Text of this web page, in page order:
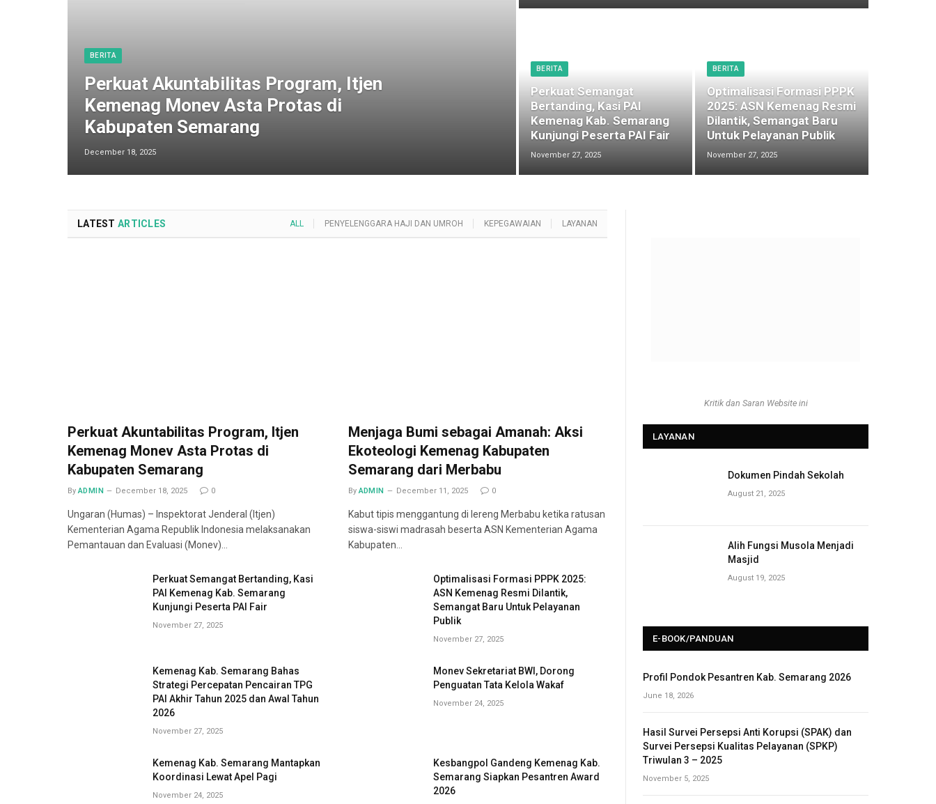
BERITA
Perkuat Akuntabilitas Program, Itjen
Kemenag Monev Asta Protas di
Kabupaten Semarang
December 18, 2025
BERITA
Perkuat Semangat
Bertanding, Kasi PAI
Kemenag Kab. Semarang
Kunjungi Peserta PAI Fair
November 27, 2025
BERITA
Optimalisasi Formasi PPPK
2025: ASN Kemenag Resmi
Dilantik, Semangat Baru
Untuk Pelayanan Publik
November 27, 2025
LATEST ARTICLES ALL PENYELENGGARA HAJI DAN UMROH KEPEGAWAIAN LAYANAN
Perkuat Akuntabilitas Program, Itjen
Kemenag Monev Asta Protas di
Kabupaten Semarang
By ADMIN December 18, 2025 0
Ungaran (Humas) – Inspektorat Jenderal (Itjen)
Kementerian Agama Republik Indonesia melaksanakan
Pemantauan dan Evaluasi (Monev)…
Menjaga Bumi sebagai Amanah: Aksi
Ekoteologi Kemenag Kabupaten
Semarang dari Merbabu
By ADMIN December 11, 2025 0
Kabut tipis menggantung di lereng Merbabu ketika ratusan
siswa-siswi madrasah beserta ASN Kementerian Agama
Kabupaten…
Perkuat Semangat Bertanding, Kasi
PAI Kemenag Kab. Semarang
Kunjungi Peserta PAI Fair
November 27, 2025
Optimalisasi Formasi PPPK 2025:
ASN Kemenag Resmi Dilantik,
Semangat Baru Untuk Pelayanan
Publik
November 27, 2025
Kemenag Kab. Semarang Bahas
Strategi Percepatan Pencairan TPG
PAI Akhir Tahun 2025 dan Awal Tahun
2026
November 27, 2025
Monev Sekretariat BWI, Dorong
Penguatan Tata Kelola Wakaf
November 24, 2025
Kemenag Kab. Semarang Mantapkan
Koordinasi Lewat Apel Pagi
November 24, 2025
Kesbangpol Gandeng Kemenag Kab.
Semarang Siapkan Pesantren Award
2026
Kritik dan Saran Website ini
LAYANAN
Dokumen Pindah Sekolah
August 21, 2025
Alih Fungsi Musola Menjadi
Masjid
August 19, 2025
E-BOOK/PANDUAN
Profil Pondok Pesantren Kab. Semarang 2026
June 18, 2026
Hasil Survei Persepsi Anti Korupsi (SPAK) dan
Survei Persepsi Kualitas Pelayanan (SPKP)
Triwulan 3 – 2025
November 5, 2025